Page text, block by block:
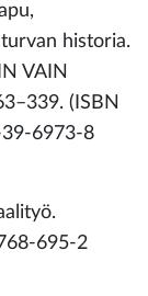
historia.
VAIN
(ISBN
6973-8
695-2